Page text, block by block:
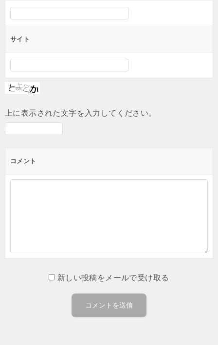
サイト
上に表示された文字を入力してください。
コメント
新しい投稿をメールで受け取る